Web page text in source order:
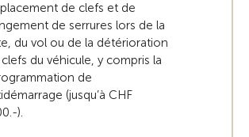
de clefs et de
de serrures lors de la
du vol ou de la détérioration
du véhicule, y compris la
de
(jusqu’à CHF
).